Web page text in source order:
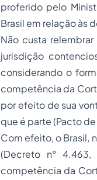
proferido pelo
Brasil em relação às
Não custa
jurisdição
considerando o
competência da
por efeito de sua
que é parte (Pacto de
Com efeito, o Brasil,
(Decreto n°
competência da